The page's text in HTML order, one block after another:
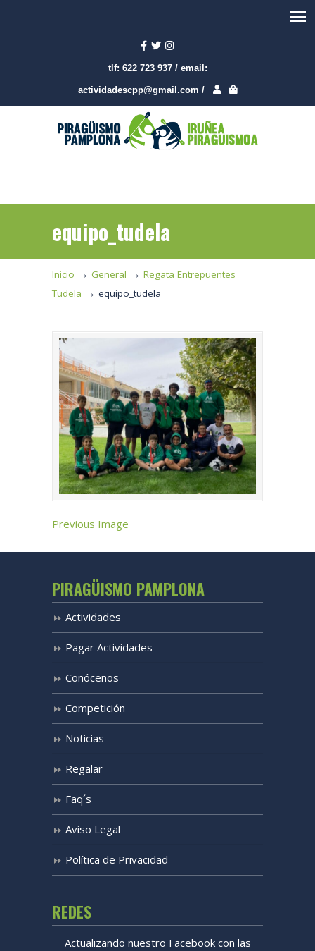
tlf: 622 723 937 / email:
actividadescpp@gmail.com /
equipo_tudela
Inicio → General → Regata Entrepuentes
Tudela → equipo_tudela
Previous Image
PIRAGÜISMO PAMPLONA
Actividades
Pagar Actividades
Conócenos
Competición
Noticias
Regalar
Faq´s
Aviso Legal
Política de Privacidad
REDES
Actualizando nuestro Facebook con las